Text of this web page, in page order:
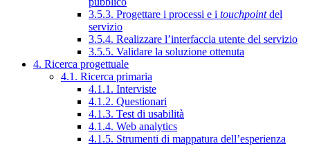
3.5.3. Progettare i processi e i touchpointdel
servizio
3.5.4. Realizzare l’interfaccia utente del servizio
3.5.5. Validare la soluzione ottenuta
4. Ricerca progettuale
4.1. Ricerca primaria
4.1.1. Interviste
4.1.2. Questionari
4.1.3. Test di usabilità
4.1.4. Web analytics
4.1.5. Strumenti di mappatura dell’esperienza